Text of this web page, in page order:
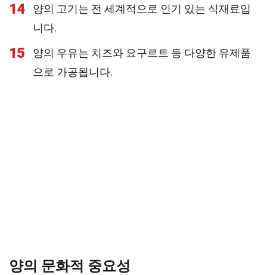
14
양의 고기는 전 세계적으로 인기 있는 식재료입
니다.
15
양의 우유는 치즈와 요구르트 등 다양한 유제품
으로 가공됩니다.
양의 문화적 중요성